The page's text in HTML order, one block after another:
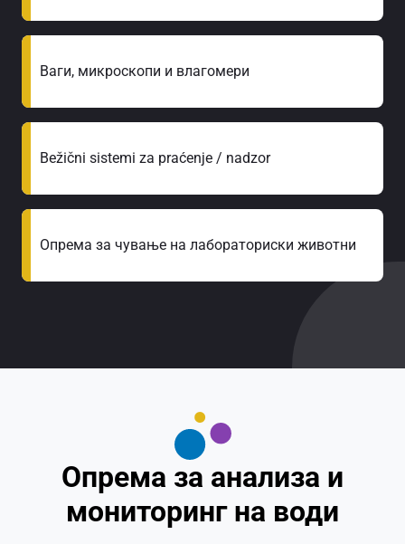
Ваги, микроскопи и влагомери
Bežični sistemi za praćenje / nadzor
Опрема за чување на лабораториски животни
Опрема за анализа и
мониторинг на води